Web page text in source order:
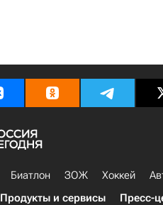
Биатлон ЗОЖ Хоккей
Продукты и сервисы Пресс-